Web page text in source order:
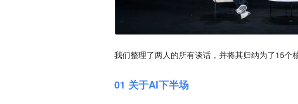
我们整理了两人的所有谈话，并将其归纳为了15个
01 关于AI下半场